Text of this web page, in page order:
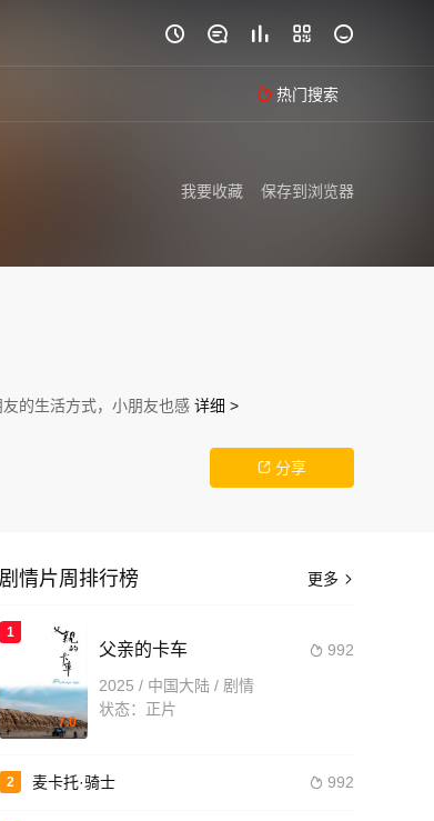
    
 热门搜索
保存到浏览器
我要收藏
的生活方式，小朋友也感 详细 >
 分享
更多 
剧情片周排行榜
1
7.0
 992
父亲的卡车
2025 / 中国大陆 / 剧情
状态：正片
2  992
麦卡托·骑士